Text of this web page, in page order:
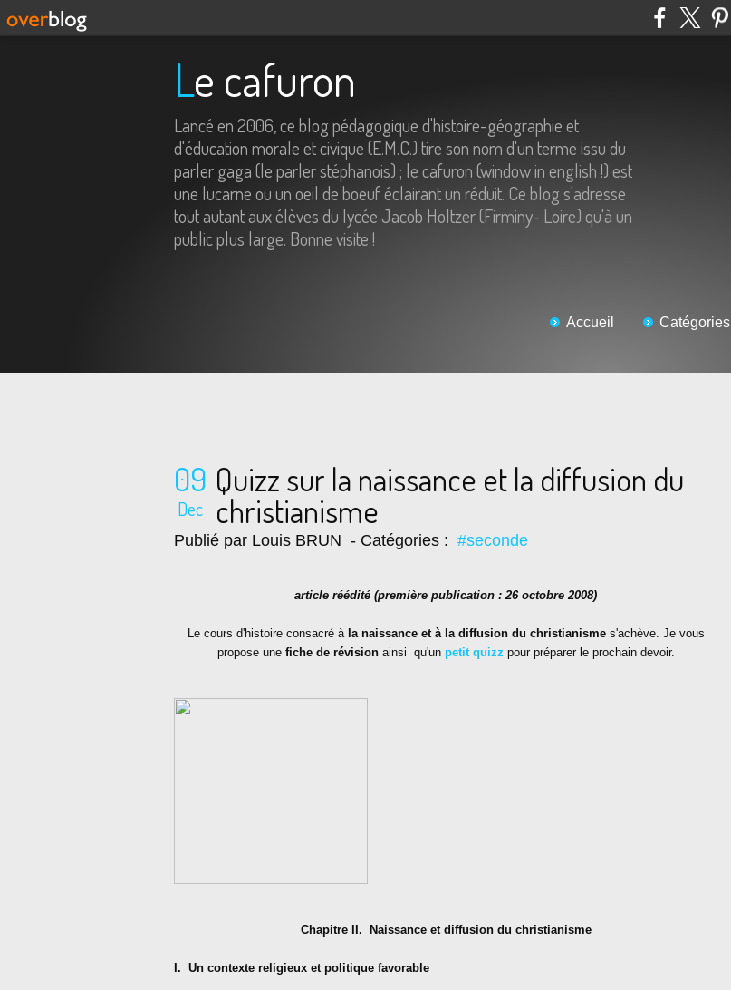
Le cafuron
Lancé en 2006, ce blog pédagogique d'histoire-géographie et
d'éducation morale et civique (E.M.C.) tire son nom d'un terme issu du
parler gaga (le parler stéphanois) ; le cafuron (window in english !) est
une lucarne ou un oeil de boeuf éclairant un réduit. Ce blog s'adresse
tout autant aux élèves du lycée Jacob Holtzer (Firminy- Loire) qu'à un
public plus large. Bonne visite !
Accueil Catégories
09
Dec
Quizz sur la naissance et la diffusion du
christianisme
Publié par Louis BRUN - Catégories : #seconde
article réédité (première publication : 26 octobre 2008)
Le cours d'histoire consacré à la naissance et à la diffusion du christianismes'achève. Je vous
propose une fiche de révisionainsi qu'un petit quizz pour préparer le prochain devoir.
Chapitre II. Naissance et diffusion du christianisme
I. Un contexte religieux et politique favorable